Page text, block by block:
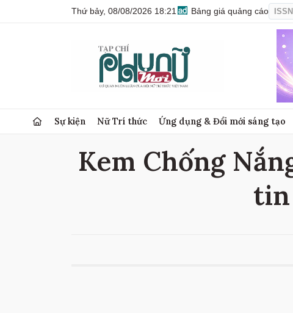
Thứ bảy, 08/08/2026 18:21 Bảng giá quảng cáo
Sự kiện Nữ Trí thức Ứng dụng & Đổi mới sáng tạo
Kem Chống
tin